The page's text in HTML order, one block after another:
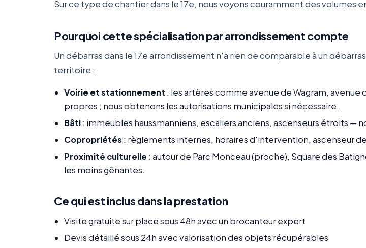
Sur ce type de chantier dans le 17e, nous voyons couramment des volumes
Pourquoi cette spécialisation par arrondissement compte
Un débarras dans le 17e arrondissement n'a rien de comparable à un
territoire :
Voirie et stationnement : les artères comme avenue de Wagram,
propres ; nous obtenons les autorisations municipales si nécessaire.
Bâti: immeubles haussmanniens, escaliers anciens, ascenseurs étroits —
Copropriétés : règlements internes, horaires d'intervention, ascenseur
Proximité culturelle : autour de Parc Monceau (proche), Square des
les moins gênantes.
Ce qui est inclus dans la prestation
Visite gratuite sur place sous 48h avec un brocanteur expert
Devis détaillé sous 24h avec valorisation des objets récupérables